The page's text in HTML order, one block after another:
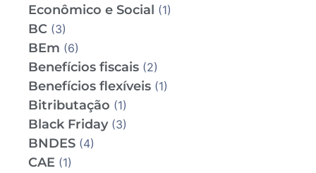
Econômico e Social (1)
BC (3)
BEm (6)
Benefícios fiscais (2)
Benefícios flexíveis (1)
Bitributação (1)
Black Friday(3)
BNDES (4)
CAE (1)